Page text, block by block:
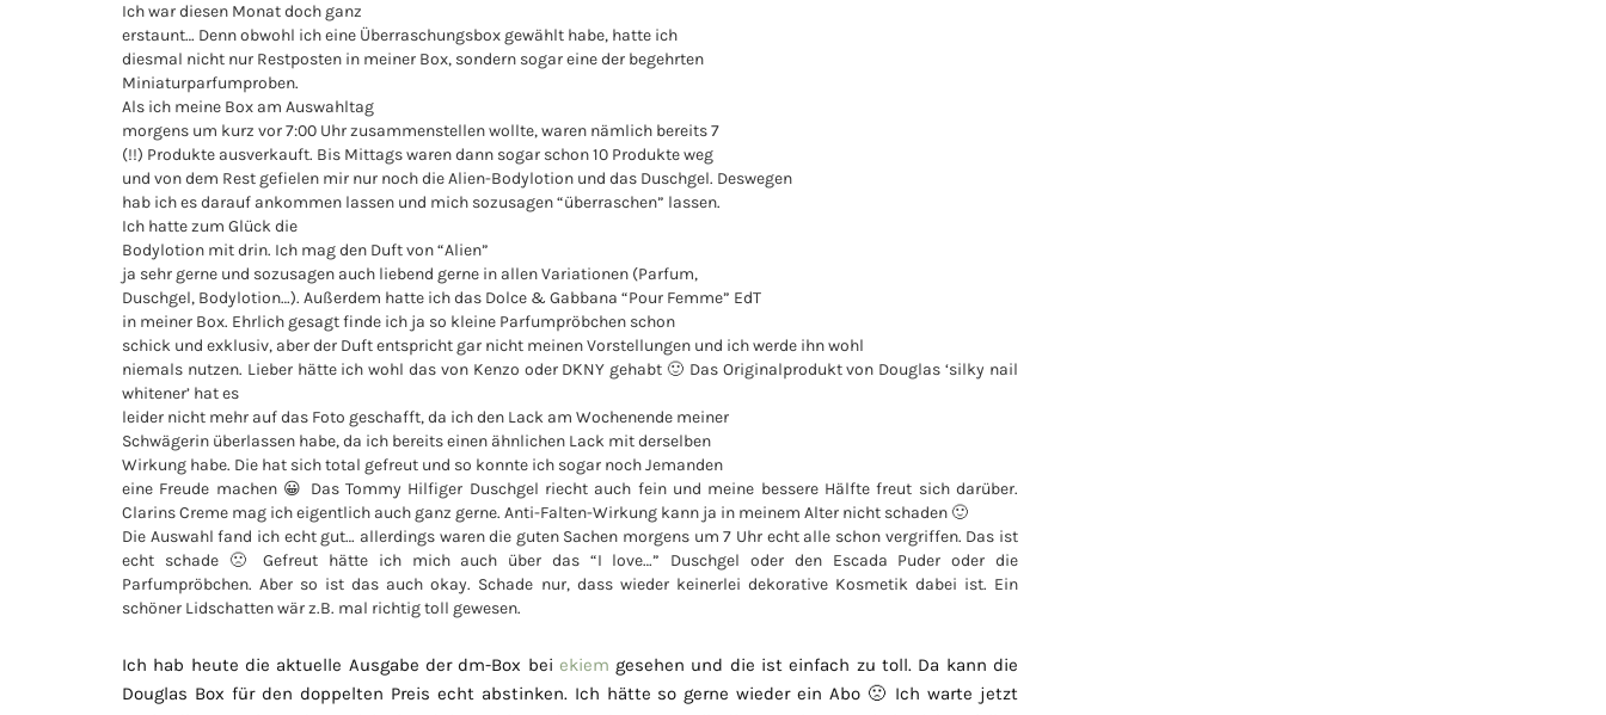
Ich war diesen Monat doch ganz
erstaunt… Denn obwohl ich eine Überraschungsbox gewählt habe, hatte ich
diesmal nicht nur Restposten in meiner Box, sondern sogar eine der begehrten
Miniaturparfumproben.
Als ich meine Box am Auswahltag
morgens um kurz vor 7:00 Uhr zusammenstellen wollte, waren nämlich bereits 7
(!!) Produkte ausverkauft. Bis Mittags waren dann sogar schon 10 Produkte weg
und von dem Rest gefielen mir nur noch die Alien-Bodylotion und das Duschgel. Deswegen
hab ich es darauf ankommen lassen und mich sozusagen “überraschen” lassen.
Ich hatte zum Glück die
Bodylotion mit drin. Ich mag den Duft von “Alien”
ja sehr gerne und sozusagen auch liebend gerne in allen Variationen (Parfum,
Duschgel, Bodylotion…). Außerdem hatte ich das Dolce & Gabbana “Pour Femme” EdT
in meiner Box. Ehrlich gesagt finde ich ja so kleine Parfumpröbchen schon
schick und exklusiv, aber der Duft entspricht gar nicht meinen Vorstellungen und ich werde ihn wohl
niemals nutzen. Lieber hätte ich wohl das von Kenzo oder DKNY gehabt 🙂 Das Originalprodukt von Douglas ‘silky nail
whitener’ hat es
leider nicht mehr auf das Foto geschafft, da ich den Lack am Wochenende meiner
Schwägerin überlassen habe, da ich bereits einen ähnlichen Lack mit derselben
Wirkung habe. Die hat sich total gefreut und so konnte ich sogar noch Jemanden
eine Freude machen 😀 Das Tommy Hilfiger Duschgel riecht auch fein und meine bessere Hälfte freut sich darüber.
Clarins Creme mag ich eigentlich auch ganz gerne. Anti-Falten-Wirkung kann ja in meinem Alter nicht schaden 🙂
Die Auswahl fand ich echt gut… allerdings waren die guten Sachen morgens um 7 Uhr echt alle schon vergriffen. Das ist
echt schade 🙁 Gefreut hätte ich mich auch über das “I love…” Duschgel oder den Escada Puder oder die
Parfumpröbchen. Aber so ist das auch okay. Schade nur, dass wieder keinerlei dekorative Kosmetik dabei ist. Ein
schöner Lidschatten wär z.B. mal richtig toll gewesen.
Ich hab heute die aktuelle Ausgabe der dm-Box bei ekiem gesehen und die ist einfach zu toll. Da kann die
Douglas Box für den doppelten Preis echt abstinken. Ich hätte so gerne wieder ein Abo 🙁 Ich warte jetzt